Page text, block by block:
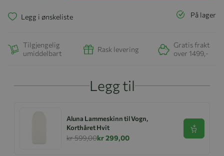
På lager
Legg i ønskeliste
Tilgjengelig
umiddelbart
Rask levering
Gratis frakt
over 1499,-
Legg til
Aluna Lammeskinn til Vogn,
Korthåret Hvit
kr 599,00kr 299,00
Se